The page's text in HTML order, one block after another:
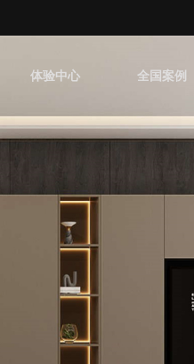
体验中心 全国案例